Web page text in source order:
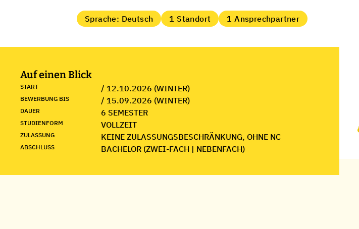
Sprache: Deutsch 1 Standort 1 Ansprechpartner
Auf einen Blick
START / 12.10.2026 (WINTER)
BEWERBUNG BIS / 15.09.2026 (WINTER)
DAUER 6 SEMESTER
STUDIENFORM VOLLZEIT
ZULASSUNG KEINE ZULASSUNGSBESCHRÄNKUNG, OHNE NC
ABSCHLUSS BACHELOR (ZWEI-FACH | NEBENFACH)